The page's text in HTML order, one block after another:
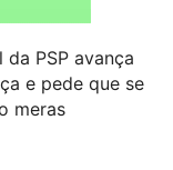
PSP avança
e pede que se
meras